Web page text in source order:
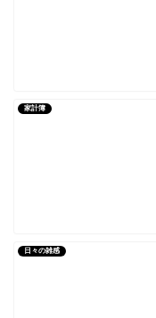
家計簿
日々の雑感